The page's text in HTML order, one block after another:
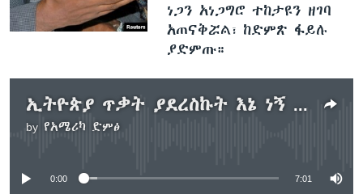
ነጋን አነጋግሮ ተከታዩን ዘገባ
አጠናቅሯል፣ ከድምጽ ፋይሉ
ያድምጡ።
ኢትዮጵያ ጥቃት ያደረስኩት እኔ ነኝ ሲል አርበኞች ግንቦት ሰባት ኃላፊነቱን ወስዷል
by የአሜሪካ ድምፅ
No media source currently available
0:00 7:01